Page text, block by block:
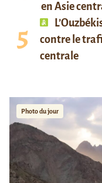
en Asie
contre le
centrale
Photo du jour